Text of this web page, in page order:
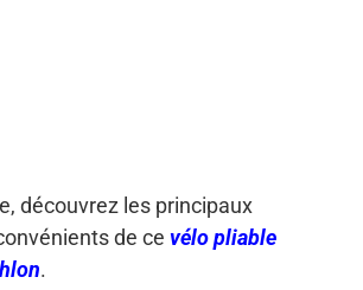
découvrez les principaux
de ce vélo pliable
.